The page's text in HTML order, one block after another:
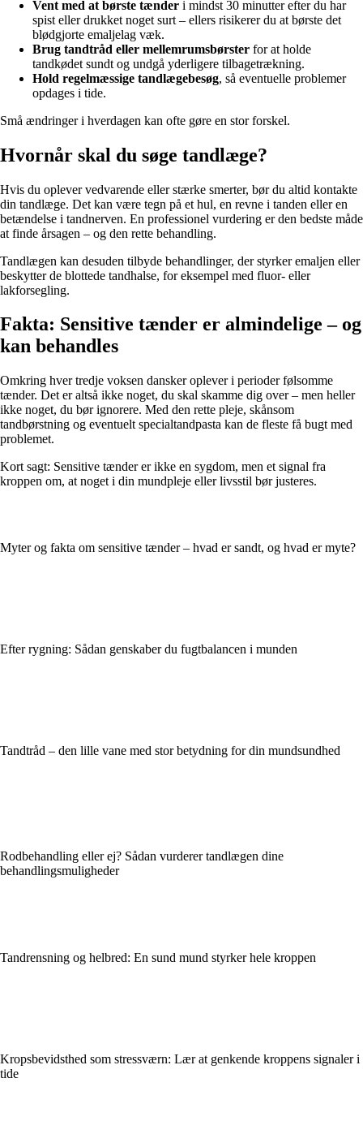
Vent med at børste tænder i mindst 30 minutter efter du har
spist eller drukket noget surt – ellers risikerer du at børste det
blødgjorte emaljelag væk.
Brug tandtråd eller mellemrumsbørster for at holde
tandkødet sundt og undgå yderligere tilbagetrækning.
Hold regelmæssige tandlægebesøg, så eventuelle problemer
opdages i tide.
Små ændringer i hverdagen kan ofte gøre en stor forskel.
Hvornår skal du søge tandlæge?
Hvis du oplever vedvarende eller stærke smerter, bør du altid kontakte
din tandlæge. Det kan være tegn på et hul, en revne i tanden eller en
betændelse i tandnerven. En professionel vurdering er den bedste måde
at finde årsagen – og den rette behandling.
Tandlægen kan desuden tilbyde behandlinger, der styrker emaljen eller
beskytter de blottede tandhalse, for eksempel med fluor- eller
lakforsegling.
Fakta: Sensitive tænder er almindelige – og
kan behandles
Omkring hver tredje voksen dansker oplever i perioder følsomme
tænder. Det er altså ikke noget, du skal skamme dig over – men heller
ikke noget, du bør ignorere. Med den rette pleje, skånsom
tandbørstning og eventuelt specialtandpasta kan de fleste få bugt med
problemet.
Kort sagt: Sensitive tænder er ikke en sygdom, men et signal fra
kroppen om, at noget i din mundpleje eller livsstil bør justeres.
Myter og fakta om sensitive tænder – hvad er sandt, og hvad er myte?
Efter rygning: Sådan genskaber du fugtbalancen i munden
Tandtråd – den lille vane med stor betydning for din mundsundhed
Rodbehandling eller ej? Sådan vurderer tandlægen dine
behandlingsmuligheder
Tandrensning og helbred: En sund mund styrker hele kroppen
Kropsbevidsthed som stressværn: Lær at genkende kroppens signaler i
tide